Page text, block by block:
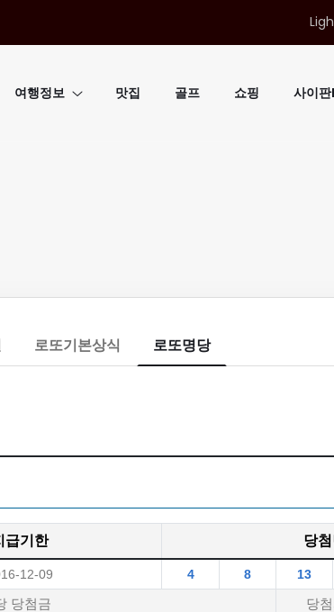
여행정보 맛집 골프 쇼핑 사이
로또기본상식 로또명당
급기한 당
12-09 4 8 13
당첨금 당